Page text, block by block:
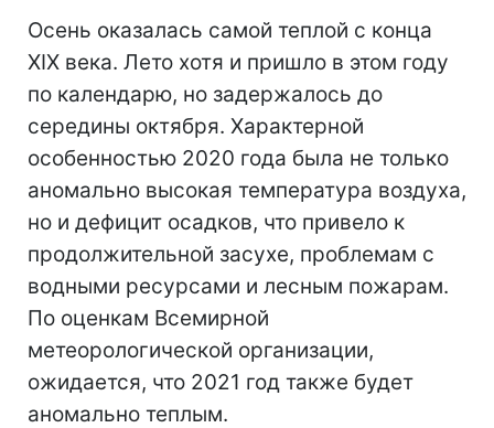
Осень оказалась самой теплой с конца
XIX века. Лето хотя и пришло в этом году
по календарю, но задержалось до
середины октября. Характерной
особенностью 2020 года была не только
аномально высокая температура воздуха,
но и дефицит осадков, что привело к
продолжительной засухе, проблемам с
водными ресурсами и лесным пожарам.
По оценкам Всемирной
метеорологической организации,
ожидается, что 2021 год также будет
аномально теплым.